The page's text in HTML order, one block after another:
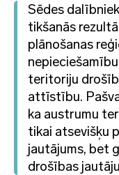
Sēdes
tikšanās
plānošanas
teritoriju
attīstību.
ka austrumu
tikai atsevišķu
jautājums, bet
drošības